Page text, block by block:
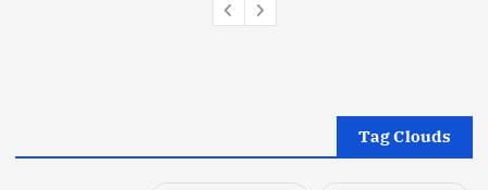
Tag Clouds